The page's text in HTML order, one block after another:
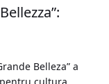
Belleza” a